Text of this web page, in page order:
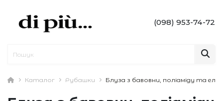
(098) 953-74-72
Каталог Рубашки Блуза з бавовни, поліаміду та